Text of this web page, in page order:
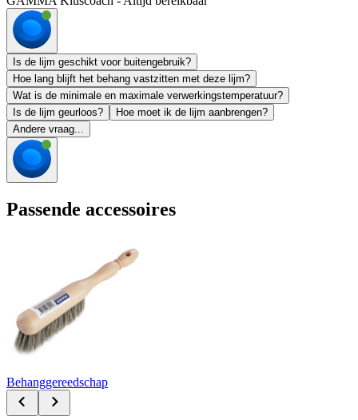
Is de lijm geschikt voor buitengebruik?
Hoe lang blijft het behang vastzitten met deze lijm?
Wat is de minimale en maximale verwerkingstemperatuur?
Is de lijm geurloos?
Hoe moet ik de lijm aanbrengen?
Andere vraag...
Passende accessoires
Behanggereedschap